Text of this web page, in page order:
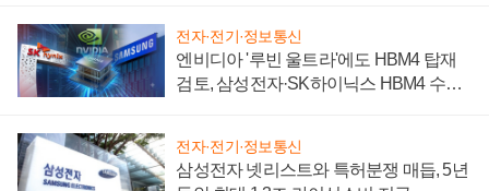
전자·전기·정보통신
엔비디아 '루빈 울트라'에도 HBM4 탑재
검토, 삼성전자·SK하이닉스 HBM4 수율
전자·전기·정보통신
삼성전자 넷리스트와 특허분쟁 매듭, 5년